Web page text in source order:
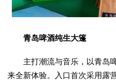
青岛啤酒纯生大篷
主打潮流与音乐，以青岛啤
来全新体验。入口首次采用露